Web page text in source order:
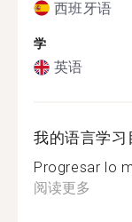
西班牙语
学
英语
我的语言学习
Progresar lo
阅读更多